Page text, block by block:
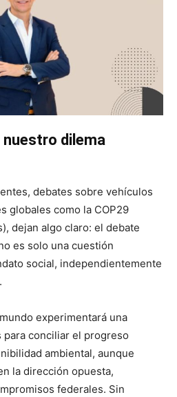
dilema
debates sobre vehículos
globales como la COP29
dejan algo claro: el debate
es solo una cuestión
social, independientemente
experimentará una
conciliar el progreso
ambiental, aunque
la dirección opuesta,
federales. Sin